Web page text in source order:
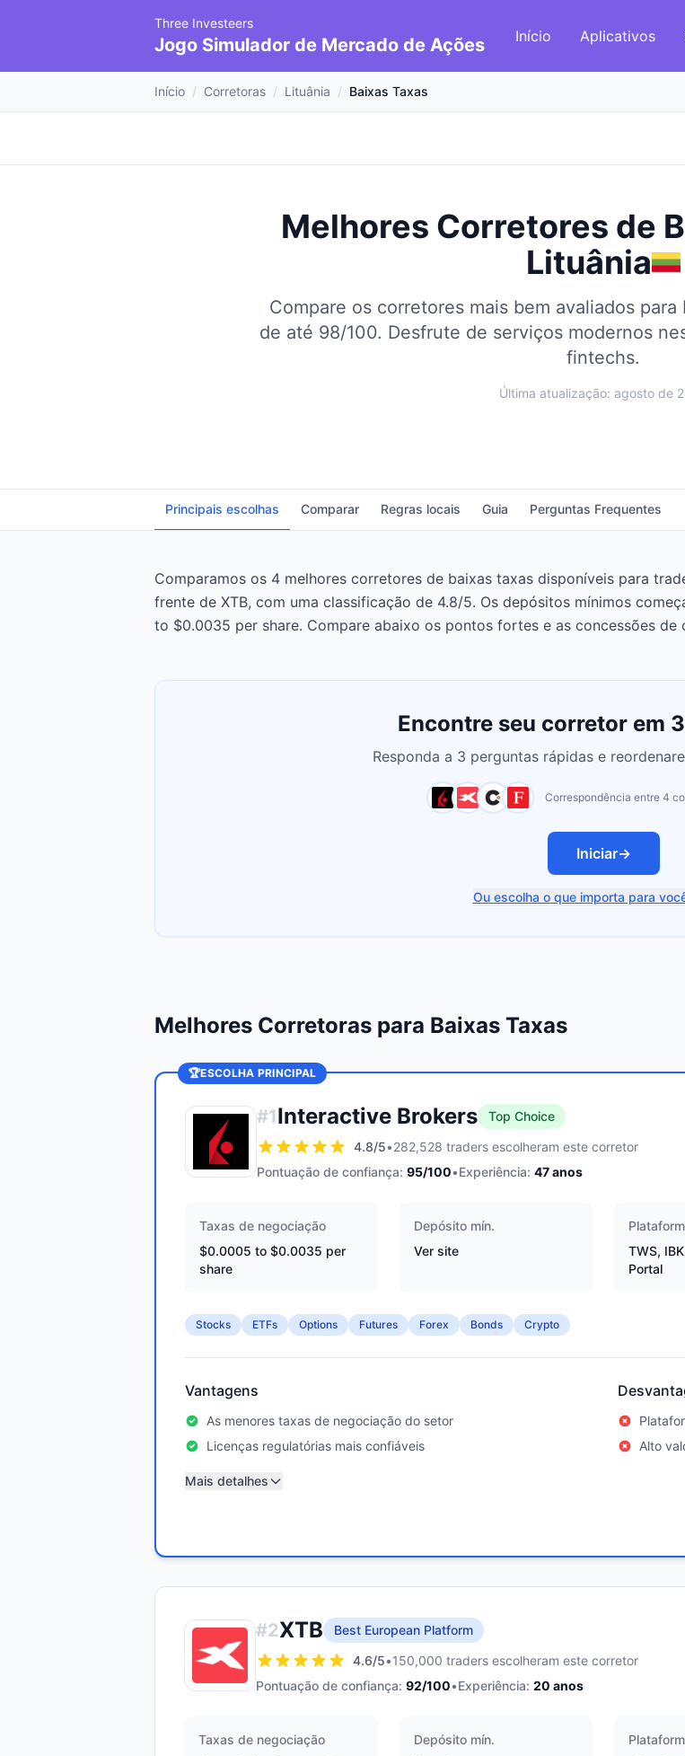
Three Investeers
Jogo Simulador de Mercado de Ações Início Aplicativos
Início / Corretoras / Lituânia / Baixas Taxas
Melhores Corretores de
Lituânia
Compare os corretores mais bem avaliados
de até 98/100. Desfrute de serviços modernos
fintechs.
Última atualização: agosto de
Principais escolhas Comparar Regras locais Guia Perguntas Frequentes
Comparamos os 4 melhores corretores de baixas taxas disponíveis para
frente de XTB, com uma classificação de 4.8/5. Os depósitos mínimos
to $0.0035 per share. Compare abaixo os pontos fortes e as concessões de
Encontre seu corretor em
Responda a 3 perguntas rápidas e
Correspondência entre 4
Iniciar→
Ou escolha o que importa para
Melhores Corretoras para Baixas Taxas
🏆ESCOLHA PRINCIPAL
#1Interactive Brokers
Top Choice
4.8/5•282,528 traders escolheram este corretor
Pontuação de confiança: 95/100•Experiência: 47anos
Taxas de negociação
$0.0005 to $0.0035 per
share
Depósito mín.
Ver site
TWS,
Portal
Stocks ETFs Options Futures Forex Bonds Crypto
Vantagens
As menores taxas de negociação do setor
Licenças regulatórias mais confiáveis
Alto
Mais detalhes
#2XTB
Best European Platform
4.6/5•150,000 traders escolheram este corretor
Pontuação de confiança: 92/100•Experiência: 20 anos
Taxas de negociação
Depósito mín.